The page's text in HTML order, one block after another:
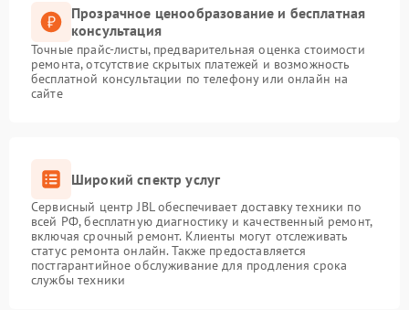
Прозрачное ценообразование и бесплатная
консультация
Точные прайс-листы, предварительная оценка стоимости
ремонта, отсутствие скрытых платежей и возможность
бесплатной консультации по телефону или онлайн на
сайте
Широкий спектр услуг
Сервисный центр JBL обеспечивает доставку техники по
всей РФ, бесплатную диагностику и качественный ремонт,
включая срочный ремонт. Клиенты могут отслеживать
статус ремонта онлайн. Также предоставляется
постгарантийное обслуживание для продления срока
службы техники